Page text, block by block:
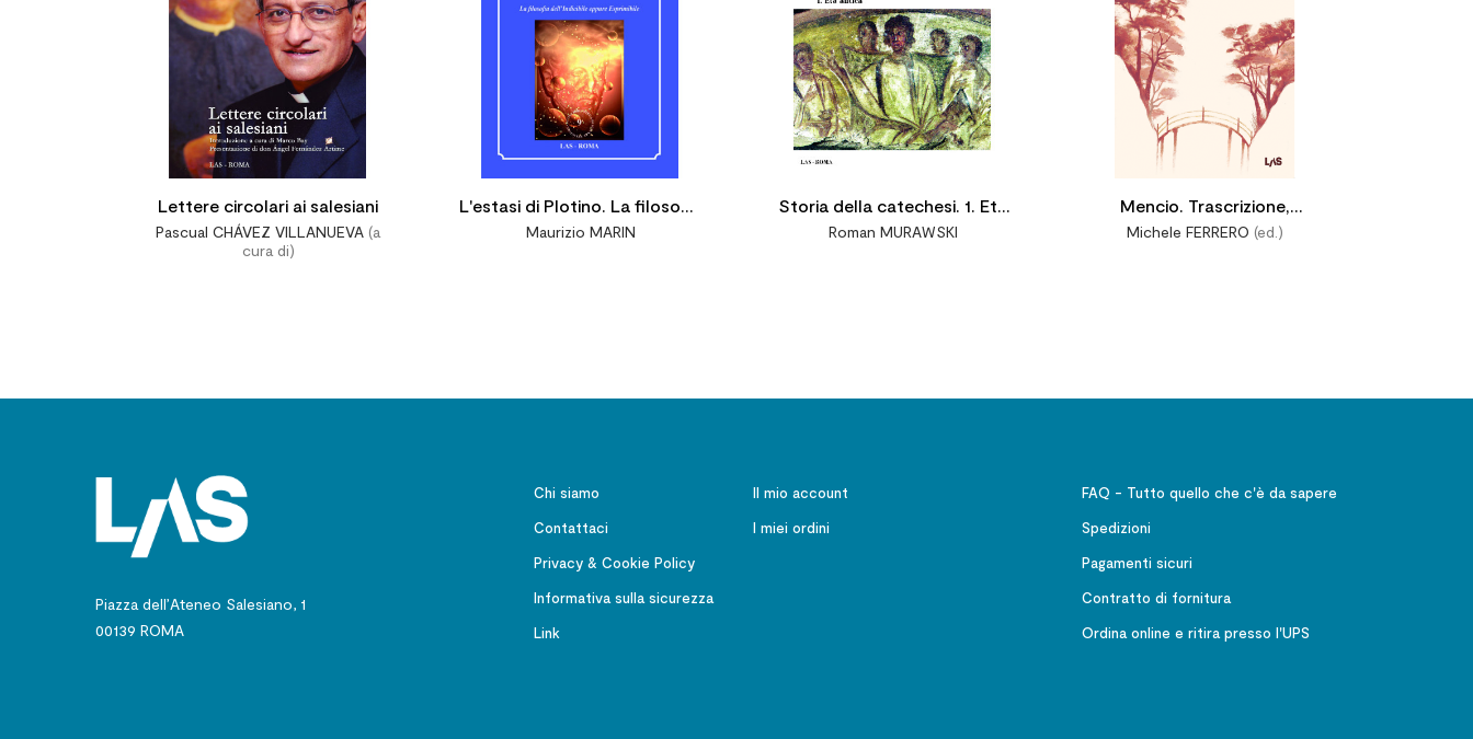
Lettere circolari ai salesiani
Pascual CHÁVEZ VILLANUEVA (a
cura di)
L'estasi di Plotino. La filosofia
dell'Indicibile eppure
Maurizio MARIN
Storia della catechesi. 1. Età
antica
Roman MURAWSKI
Mencio. Trascrizione,
traduzione e commento di un
Michele FERRERO (ed.)
Piazza dell’Ateneo Salesiano, 1
00139 ROMA
Chi siamo
Contattaci
Privacy & Cookie Policy
Informativa sulla sicurezza
Link
Il mio account
I miei ordini
FAQ - Tutto quello che c'è da sapere
Spedizioni
Pagamenti sicuri
Contratto di fornitura
Ordina online e ritira presso l'UPS